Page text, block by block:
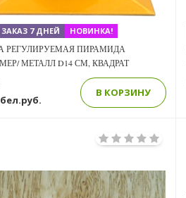
7 ДНЕЙ НОВИНКА!
РЕГУЛИРУЕМАЯ ПИРАМИДА
МЕТАЛЛ D14 СМ, КВАДРАТ
бел.руб.
В КОРЗИНУ